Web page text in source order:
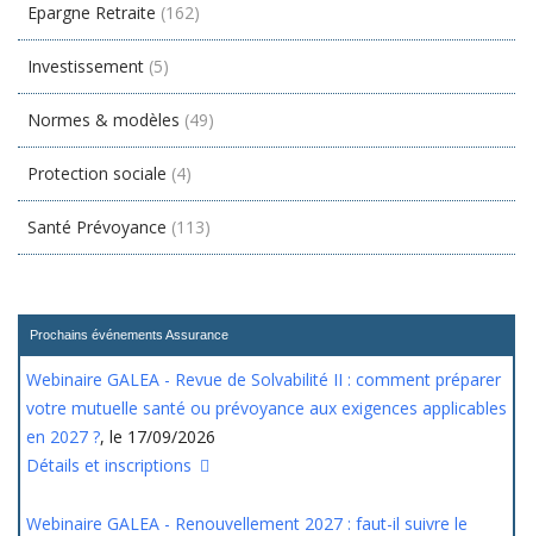
Epargne Retraite (162)
Investissement (5)
Normes & modèles (49)
Protection sociale (4)
Santé Prévoyance (113)
Prochains événements Assurance
Webinaire GALEA - Revue de Solvabilité II : comment préparer
votre mutuelle santé ou prévoyance aux exigences applicables
en 2027 ?, le 17/09/2026
Détails et inscriptions
Webinaire GALEA - Renouvellement 2027 : faut-il suivre le